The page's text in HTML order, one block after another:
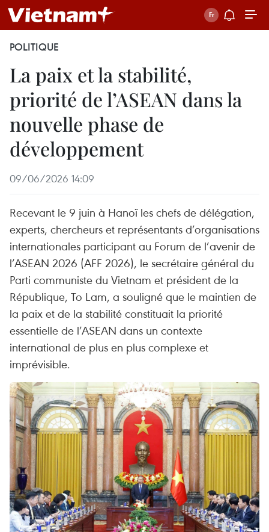
POLITIQUE
La paix et la stabilité,
priorité de l’ASEAN dans la
nouvelle phase de
développement
09/06/2026 14:09
Recevant le 9 juin à Hanoï les chefs de délégation,
experts, chercheurs et représentants d’organisations
internationales participant au Forum de l’avenir de
l’ASEAN 2026 (AFF 2026), le secrétaire général du
Parti communiste du Vietnam et président de la
République, To Lam, a souligné que le maintien de
la paix et de la stabilité constituait la priorité
essentielle de l’ASEAN dans un contexte
international de plus en plus complexe et
imprévisible.